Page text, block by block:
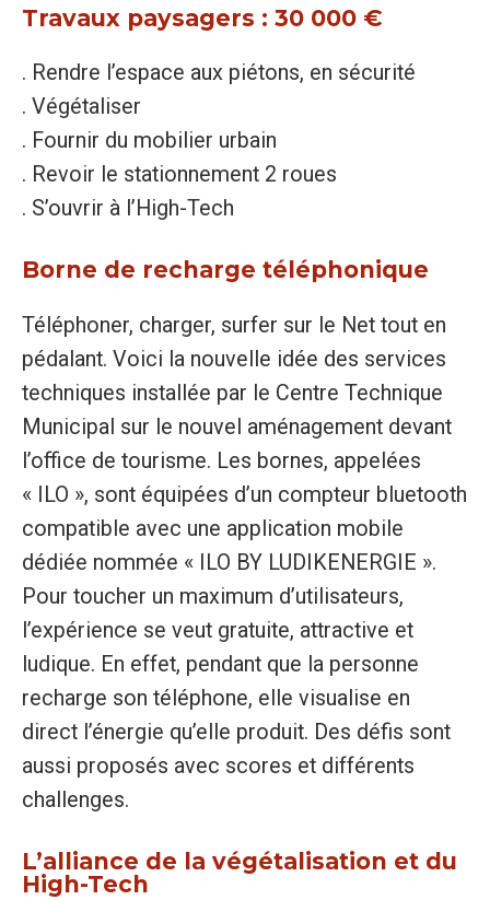
Travaux paysagers : 30 000 €
. Rendre l’espace aux piétons, en sécurité
. Végétaliser
. Fournir du mobilier urbain
. Revoir le stationnement 2 roues
. S’ouvrir à l’High-Tech
Borne de recharge téléphonique
Téléphoner, charger, surfer sur le Net tout en
pédalant. Voici la nouvelle idée des services
techniques installée par le Centre Technique
Municipal sur le nouvel aménagement devant
l’office de tourisme. Les bornes, appelées
« ILO », sont équipées d’un compteur bluetooth
compatible avec une application mobile
dédiée nommée « ILO BY LUDIKENERGIE ».
Pour toucher un maximum d’utilisateurs,
l’expérience se veut gratuite, attractive et
ludique. En effet, pendant que la personne
recharge son téléphone, elle visualise en
direct l’énergie qu’elle produit. Des défis sont
aussi proposés avec scores et différents
challenges.
L’alliance de la végétalisation et du
High-Tech